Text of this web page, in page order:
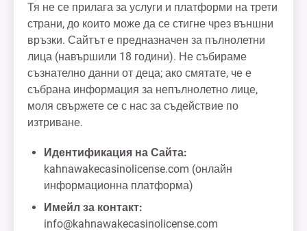
Тя не се прилага за услуги и платформи на трети
страни, до които може да се стигне чрез външни
връзки. Сайтът е предназначен за пълнолетни
лица (навършили 18 години). Не събираме
съзнателно данни от деца; ако смятате, че е
събрана информация за непълнолетно лице,
моля свържете се с нас за съдействие по
изтриване.
Идентификация на Сайта:
kahnawakecasinolicense.com (онлайн
информационна платформа)
Имейл за контакт:
info@kahnawakecasinolicense.com